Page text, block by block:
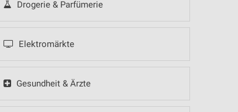
Drogerie & Parfümerie
Elektromärkte
Gesundheit & Ärzte